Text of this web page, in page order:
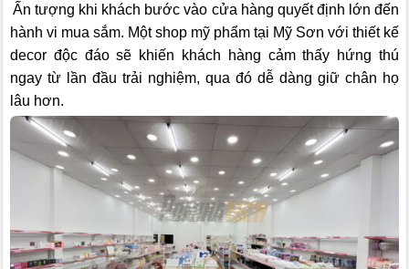
Ấn tượng khi khách bước vào cửa hàng quyết định lớn đến
hành vi mua sắm. Một shop mỹ phẩm tại Mỹ Sơn với thiết kế
decor độc đáo sẽ khiến khách hàng cảm thấy hứng thú
ngay từ lần đầu trải nghiệm, qua đó dễ dàng giữ chân họ
lâu hơn.